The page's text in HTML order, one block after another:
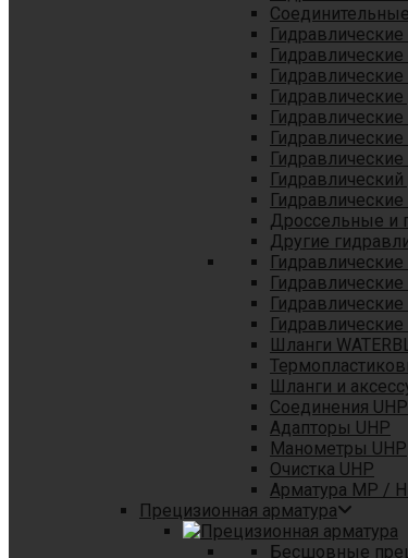
Дроссельные и
Другие
Гидравлические
Шланги
Шланги и
Соединения UHP
Адапторы UHP
Манометры UHP
Очистка UHP
Арматура MP /
Прецизионная арматура
Бесшовные